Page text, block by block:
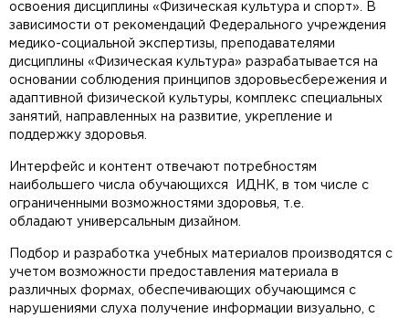
освоения дисциплины «Физическая культура и спорт». В
зависимости от рекомендаций Федерального учреждения
медико-социальной экспертизы, преподавателями
дисциплины «Физическая культура» разрабатывается на
основании соблюдения принципов здоровьесбережения и
адаптивной физической культуры, комплекс специальных
занятий, направленных на развитие, укрепление и
поддержку здоровья.
Интерфейс и контент отвечают потребностям
наибольшего числа обучающихся ИДНК, в том числе с
ограниченными возможностями здоровья, т.е.
обладают универсальным дизайном.
Подбор и разработка учебных материалов производятся с
учетом возможности предоставления материала в
различных формах, обеспечивающих обучающимся с
нарушениями слуха получение информации визуально, с